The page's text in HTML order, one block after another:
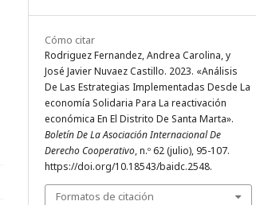
Cómo citar
Rodriguez Fernandez, Andrea Carolina, y
José Javier Nuvaez Castillo. 2023. «Análisis
De Las Estrategias Implementadas Desde La
economía Solidaria Para La reactivación
económica En El Distrito De Santa Marta».
Boletín De La Asociación Internacional De
Derecho Cooperativo, n.º 62 (julio), 95-107.
https://doi.org/10.18543/baidc.2548.
Formatos de citación